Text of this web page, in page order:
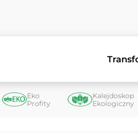
Eko
Profity
Kalejdoskop
Ekologiczny